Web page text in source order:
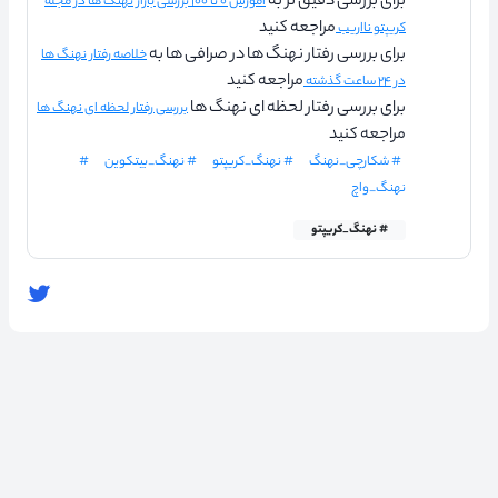
کریپتو نااریبمراجعه کنید
برای بررسی رفتار نهنگ ها در صرافی ها بهخلاصه رفتار نهنگ ها
در ۲۴ ساعت گذشته
مراجعه کنید
برای بررسی رفتار لحظه ای نهنگ هابررسی رفتار لحظه ای نهنگ ها
مراجعه کنید
# شکارچی_نهنگ # نهنگ_کریپتو # نهنگ_بیتکوین
#
نهنگ_واچ
# نهنگ_کریپتو